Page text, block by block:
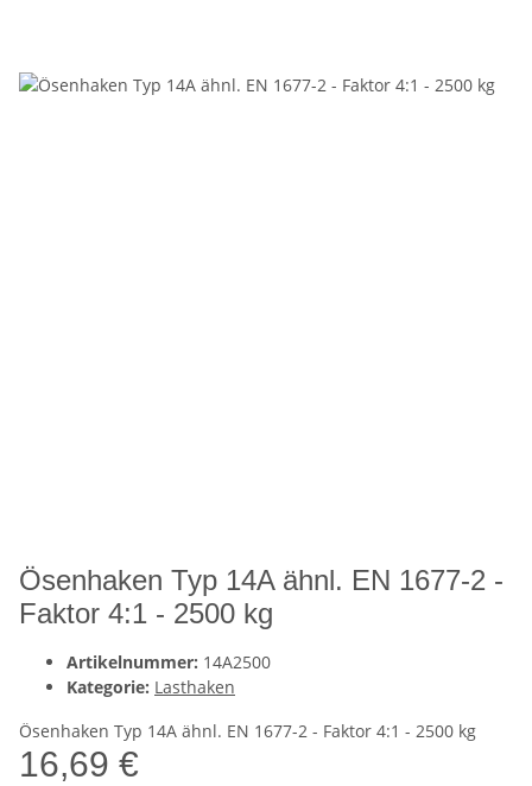
Ösenhaken Typ 14A ähnl. EN 1677-2 -
Faktor 4:1 - 2500 kg
Artikelnummer: 14A2500
Kategorie: Lasthaken
Ösenhaken Typ 14A ähnl. EN 1677-2 - Faktor 4:1 - 2500 kg
16,69 €